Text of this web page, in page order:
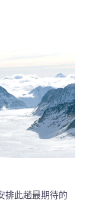
排此趟最期待的